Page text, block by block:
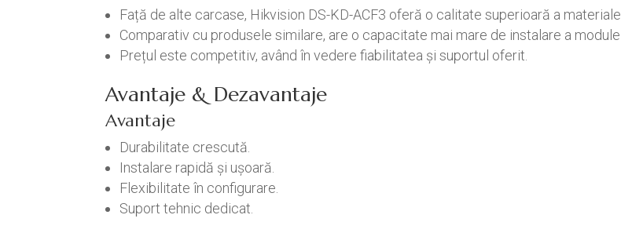
Față de alte carcase, Hikvision DS-KD-ACF3 oferă o calitate superioară a
Comparativ cu produsele similare, are o capacitate mai mare de instalare a
Prețul este competitiv, având în vedere fiabilitatea și suportul oferit.
Avantaje & Dezavantaje
Avantaje
Durabilitate crescută.
Instalare rapidă și ușoară.
Flexibilitate în configurare.
Suport tehnic dedicat.